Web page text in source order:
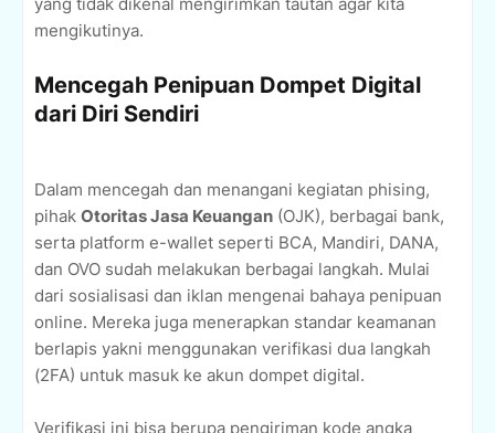
mengikutinya.
Mencegah Penipuan Dompet Digital
dari Diri Sendiri
Dalam mencegah dan menangani kegiatan phising,
pihak Otoritas Jasa Keuangan (OJK), berbagai bank,
serta platform e-wallet seperti BCA, Mandiri, DANA,
dan OVO sudah melakukan berbagai langkah. Mulai
dari sosialisasi dan iklan mengenai bahaya penipuan
online. Mereka juga menerapkan standar keamanan
berlapis yakni menggunakan verifikasi dua langkah
(2FA) untuk masuk ke akun dompet digital.
Verifikasi ini bisa berupa pengiriman kode angka